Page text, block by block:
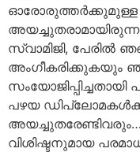
ഓരോരുത്തര്‍ക്കുമുള്ള
സ്വാമിജി, പേരില്‍
അംഗീകരിക്കുകയും
പഴയ
വിശിഷ്ടനുമായ